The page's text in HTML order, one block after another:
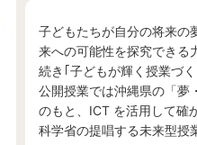
子どもたちが自分の将来の
来への可能性を探究できる
続き｢子どもが輝く授業づ
公開授業では沖縄県の「夢
のもと、ICT を活用して確
科学省の提唱する未来型授